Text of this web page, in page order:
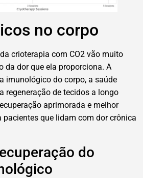
no corpo
crioterapia com CO2 vão muito
da dor que ela proporciona. A
imunológico do corpo, a saúde
regeneração de tecidos a longo
aprimorada e melhor
pacientes que lidam com dor crônica
do